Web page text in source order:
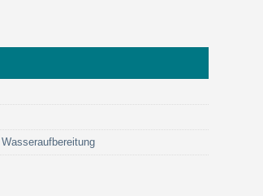
,Wasseraufbereitung